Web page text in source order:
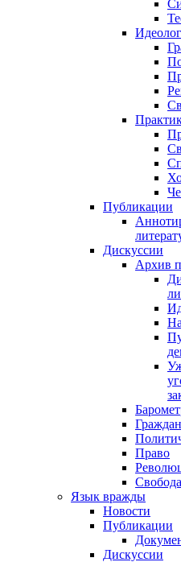
Публикации
Дискуссии
Архив
Право
Язык вражды
Новости
Публикации
Дискуссии